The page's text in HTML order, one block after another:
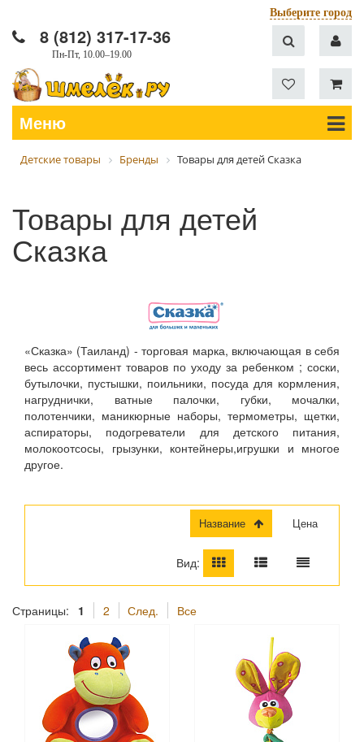
Выберите город
8 (812) 317-17-36
Пн-Пт, 10.00–19.00
Меню
Детские товары Бренды Товары для детей Сказка
Товары для детей
Сказка
«Сказка» (Таиланд) - торговая марка, включающая в себя
весь ассортимент товаров по уходу за ребенком ; соски,
бутылочки, пустышки, поильники, посуда для кормления,
нагруднички, ватные палочки, губки, мочалки,
полотенчики, маникюрные наборы, термометры, щетки,
аспираторы, подогреватели для детского питания,
молокоотсосы, грызунки, контейнеры,игрушки и многое
другое.
Название Цена
Вид:
Страницы: 1 2 След. Все